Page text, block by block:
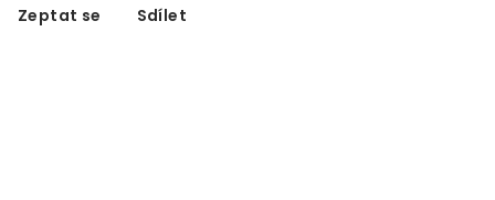
Zeptat se Sdílet